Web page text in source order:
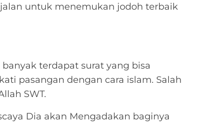
untuk menemukan jodoh terbaik
terdapat surat yang bisa
pasangan dengan cara islam. Salah
SWT.
Dia akan Mengadakan baginya